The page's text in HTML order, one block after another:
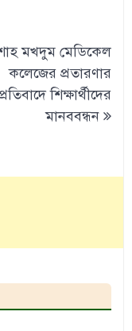
মখদুম মেডিকেল
কলেজের প্রতারণার
শিক্ষার্থীদের
মানববন্ধন